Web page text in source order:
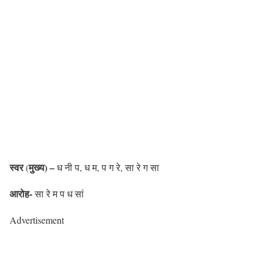
स्वर(मुख्य) –ध नी प, ध म, प ग रे, सा रे ग सा
आरोह-सा रे म प ध सां
Advertisement